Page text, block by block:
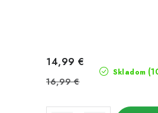
Skladom
14,99 €
16,99 €